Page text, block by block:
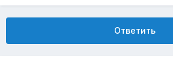
Ответить